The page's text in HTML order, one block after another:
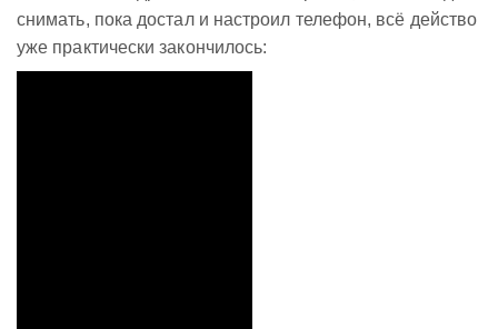
снимать, пока достал и настроил телефон, всё действо
уже практически закончилось: